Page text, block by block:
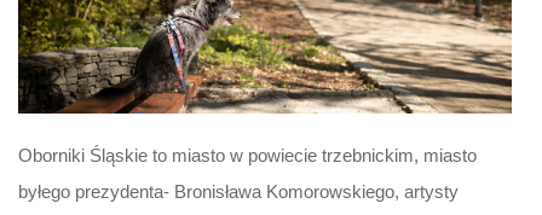
Oborniki Śląskie to miasto w powiecie trzebnickim, miasto
byłego prezydenta- Bronisława Komorowskiego, artysty